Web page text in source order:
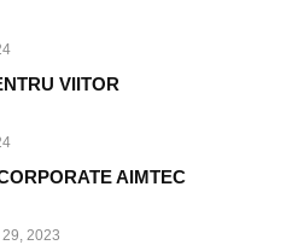
VIITOR
AIMTEC
29, 2023